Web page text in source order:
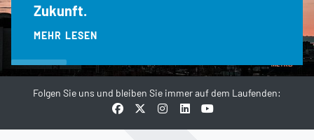
Zukunft.
MEHR LESEN
Folgen Sie uns und bleiben Sie immer auf dem Laufenden: